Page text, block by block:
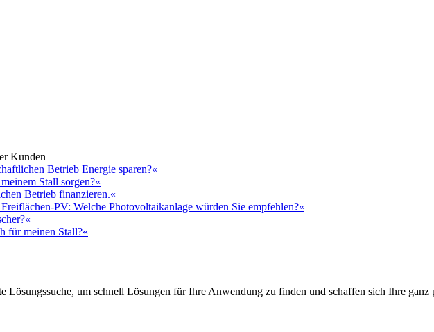
Kunden
Betrieb Energie sparen?«
Stall sorgen?«
Betrieb finanzieren.«
PV: Welche Photovoltaikanlage würden Sie empfehlen?«
für meinen Stall?«
Lösungssuche, um schnell Lösungen für Ihre Anwendung zu finden und schaffen sich Ihre